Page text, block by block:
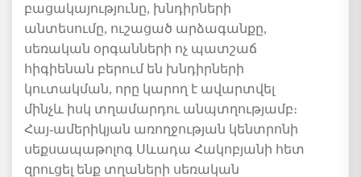
բացակայությունը, խնդիրների
անտեսումը, ուշացած արձագանքը,
սեռական օրգանների ոչ պատշաճ
հիգիենան բերում են խնդիրների
կուտակման, որը կարող է ավարտվել
մինչև իսկ տղամարդու անպտղությամբ։
Հայ-ամերիկյան առողջության կենտրոնի
սեքսապաթոլոգ Սևադա Հակոբյանի հետ
զրուցել ենք տղաների սեռական